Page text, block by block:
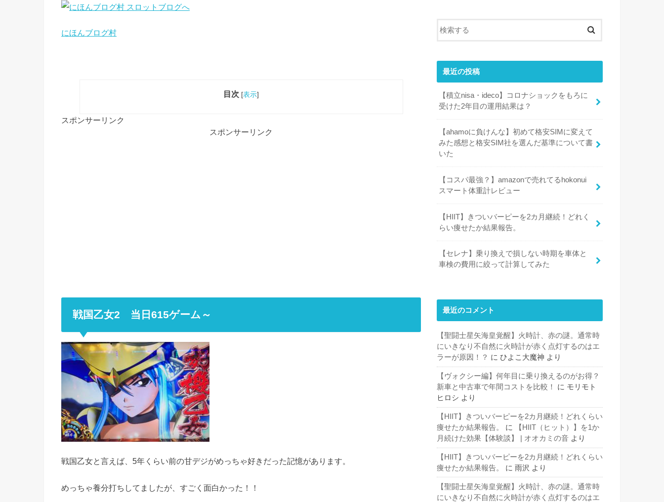
にほんブログ村
目次 [表示]
スポンサーリンク
スポンサーリンク
戦国乙女2 当日615ゲーム～
戦国乙女と言えば、5年くらい前の甘デジがめっちゃ好きだった記憶があります。
めっちゃ養分打ちしてましたが、すごく面白かった！！
最近の投稿
【積立nisa・ideco】コロナショックをもろに
受けた2年目の運用結果は？
【ahamoに負けんな】初めて格安SIMに変えて
みた感想と格安SIM社を選んだ基準について書
いた
【コスパ最強？】amazonで売れてるhokonui
スマート体重計レビュー
【HIIT】きついバーピーを2カ月継続！どれく
らい痩せたか結果報告。
【セレナ】乗り換えで損しない時期を車体と
車検の費用に絞って計算してみた
最近のコメント
【聖闘士星矢海皇覚醒】火時計、赤の謎。通常時
にいきなり不自然に火時計が赤く点灯するのはエ
ラーが原因！？ に ひよこ大魔神 より
【ヴォクシー編】何年目に乗り換えるのがお得？
新車と中古車で年間コストを比較！
に モリモト
ヒロシ より
【HIIT】きついバーピーを2カ月継続！どれくらい
痩せたか結果報告。
に
【HIIT（ヒット）】を1か
月続けた効果【体験談】 | オオカミの音 より
【HIIT】きついバーピーを2カ月継続！どれくらい
痩せたか結果報告。
に 雨沢 より
【聖闘士星矢海皇覚醒】火時計、赤の謎。通常時
にいきなり不自然に火時計が赤く点灯するのはエ